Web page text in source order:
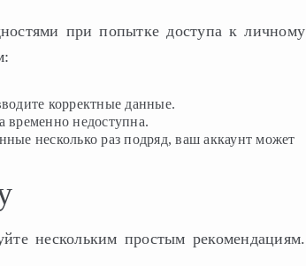
при попытке доступа к личному
корректные данные.
временно недоступна.
несколько раз подряд, ваш аккаунт может
нескольким простым рекомендациям.